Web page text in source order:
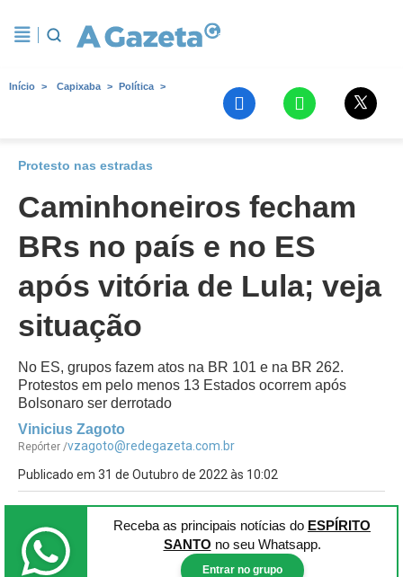
Início Capixaba Política
Protesto nas estradas
Caminhoneiros fecham
BRs no país e no ES
após vitória de Lula; veja
situação
No ES, grupos fazem atos na BR 101 e na BR 262.
Protestos em pelo menos 13 Estados ocorrem após
Bolsonaro ser derrotado
Vinicius Zagoto
Repórter /vzagoto@redegazeta.com.br
Publicado em 31 de Outubro de 2022 às 10:02
Receba as principais notícias do ESPÍRITO
SANTO no seu Whatsapp.
Entrar no grupo